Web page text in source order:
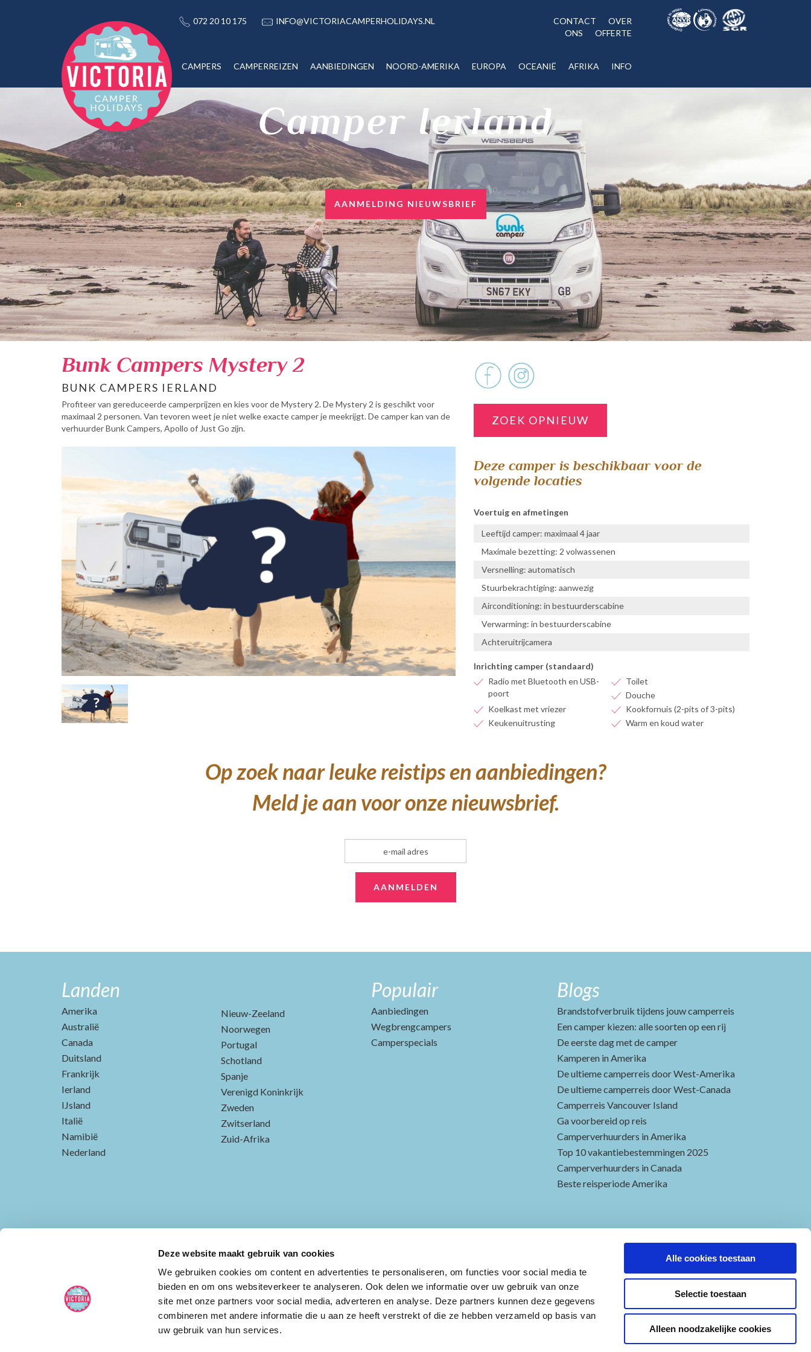
Deze website maakt gebruik van cookies
We gebruiken cookies om content en advertenties te personaliseren, om functies voor social media te
bieden en om ons websiteverkeer te analyseren. Ook delen we informatie over uw gebruik van onze
site met onze partners voor social media, adverteren en analyse. Deze partners kunnen deze gegevens
combineren met andere informatie die u aan ze heeft verstrekt of die ze hebben verzameld op basis van
uw gebruik van hun services.
Alle cookies toestaan
Selectie toestaan
Alleen noodzakelijke cookies
072 20 10 175 INFO@VICTORIACAMPERHOLIDAYS.NL CONTACT
OVER
ONS
OFFERTE
CAMPERS CAMPERREIZEN AANBIEDINGEN NOORD-AMERIKA EUROPA OCEANIË AFRIKA INFO
Camper Ierland
AANMELDING NIEUWSBRIEF
Bunk Campers Mystery 2
BUNK CAMPERS IERLAND
Profiteer van gereduceerde camperprijzen en kies voor de Mystery 2. De Mystery 2 is geschikt voor
maximaal 2 personen. Van tevoren weet je niet welke exacte camper je meekrijgt. De camper kan van de
verhuurder Bunk Campers, Apollo of Just Go zijn.
ZOEK OPNIEUW
Deze camper is beschikbaar voor de
volgende locaties
Voertuig en afmetingen
Leeftijd camper: maximaal 4 jaar
Maximale bezetting: 2 volwassenen
Versnelling: automatisch
Stuurbekrachtiging: aanwezig
Airconditioning: in bestuurderscabine
Verwarming: in bestuurderscabine
Achteruitrijcamera
Inrichting camper (standaard)
Radio met Bluetooth en USB-
poort
Toilet
Douche
Koelkast met vriezer
Kookfornuis (2-pits of 3-pits)
Keukenuitrusting
Warm en koud water
Op zoek naar leuke reistips en aanbiedingen?
Meld je aan voor onze nieuwsbrief.
Landen
Amerika
Australië
Canada
Duitsland
Frankrijk
Ierland
IJsland
Italië
Namibië
Nederland
Nieuw-Zeeland
Noorwegen
Portugal
Schotland
Spanje
Verenigd Koninkrijk
Zweden
Zwitserland
Zuid-Afrika
Populair
Aanbiedingen
Wegbrengcampers
Camperspecials
Blogs
Brandstofverbruik tijdens jouw camperreis
Een camper kiezen: alle soorten op een rij
De eerste dag met de camper
Kamperen in Amerika
De ultieme camperreis door West-Amerika
De ultieme camperreis door West-Canada
Camperreis Vancouver Island
Ga voorbereid op reis
Camperverhuurders in Amerika
Top 10 vakantiebestemmingen 2025
Camperverhuurders in Canada
Beste reisperiode Amerika